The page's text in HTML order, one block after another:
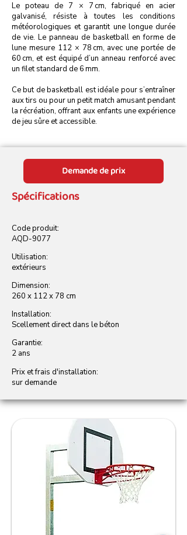
Le poteau de 7 × 7 cm, fabriqué en acier
galvanisé, résiste à toutes les conditions
météorologiques et garantit une longue durée
de vie. Le panneau de basketball en forme de
lune mesure 112 × 78 cm, avec une portée de
60 cm, et est équipé d’un anneau renforcé avec
un filet standard de 6 mm.
Ce but de basketball est idéale pour s’entraîner
aux tirs ou pour un petit match amusant pendant
la récréation, offrant aux enfants une expérience
de jeu sûre et accessible.
Demande de prix
Spécifications
Code produit:
AQD-9077
Utilisation:
extérieurs
Dimension:
260 x 112 x 78 cm
Installation:
Scellement direct dans le béton
Garantie:
2 ans
Prix et frais d'installation:
sur demande